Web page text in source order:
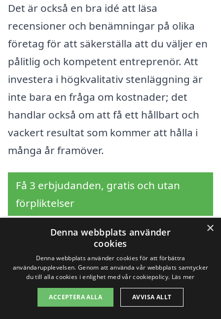
Det är också en bra idé att läsa
recensioner och benämningar på olika
företag för att säkerställa att du väljer en
pålitlig och kompetent entreprenör. Att
investera i högkvalitativ stenläggning är
inte bara en fråga om kostnader; det
handlar också om att få ett hållbart och
vackert resultat som kommer att hålla i
många år framöver.
Få 3 erbjudanden, gratis och utan
förpliktelser
Sök efter en
professionell för
stenläggning i andra
×
Denna webbplats använder
cookies
Denna webbplats använder cookies för att förbättra
användarupplevelsen. Genom att använda vår webbplats samtycker
du till alla cookies i enlighet med vår cookiepolicy. Läs mer
ACCEPTERA ALLA AVVISA ALLT